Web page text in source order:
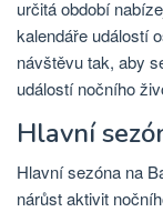
určitá období
kalendáře událostí
návštěvu tak, aby
událostí nočního
Hlavní
Hlavní sezóna na
nárůst aktivit